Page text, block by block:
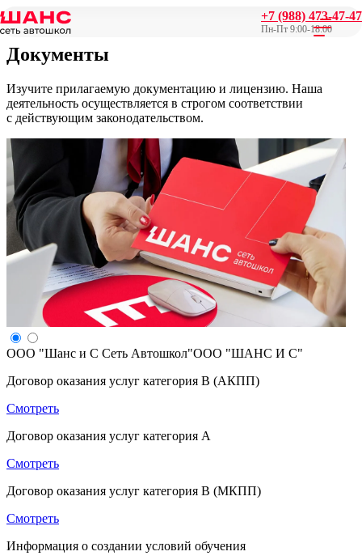
+7 (988) 473-47-47
Пн-Пт 9:00-18:00
Главная/Документы
Документы
Изучите прилагаемую документацию и лицензию. Наша
деятельность осуществляется в строгом соответствии
с действующим законодательством.
ООО "Шанс и С Сеть Автошкол"ООО "ШАНС И С"
Договор оказания услуг категория B (АКПП)
Смотреть
Договор оказания услуг категория A
Смотреть
Договор оказания услуг категория B (МКПП)
Смотреть
Информация о создании условий обучения